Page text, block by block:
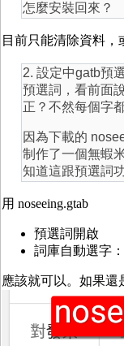
怎麼安裝回來？
目前只能清除資料
2. 設定中gatb預
預選詞，看前面
正？不然每個字
因為下載的
制作了一個無蝦
知道這跟預選詞
用 noseeing.gtab
預選詞開啟
詞庫自動選字
應該就可以。如果還